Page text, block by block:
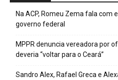
Na ACP, Romeu Zema fala com
governo federal
MPPR denuncia vereadora por
deveria “voltar para o Ceará”
Sandro Alex, Rafael Greca e